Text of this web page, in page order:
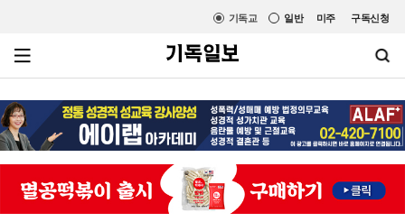
미주 구독신청
일반
기독교